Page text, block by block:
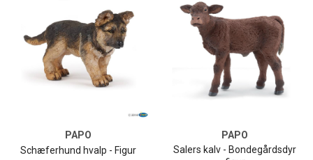
PAPO
Schæferhund hvalp - Figur
PAPO
Salers kalv - Bondegårdsdyr